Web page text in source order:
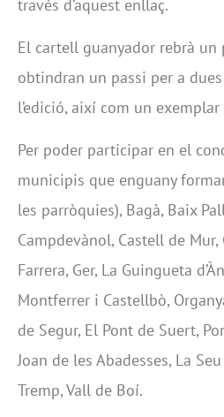
través d’aquest enllaç.
El cartell guanyador rebrà
obtindran un passi per a
l’edició, així com un
Per poder participar en el
municipis que enguany
les parròquies), Bagà, Baix
Campdevànol, Castell de
Farrera, Ger, La Guingueta
Montferrer i Castellbò,
de Segur, El Pont de Suert,
Joan de les Abadesses, La
Tremp, Vall de Boí.